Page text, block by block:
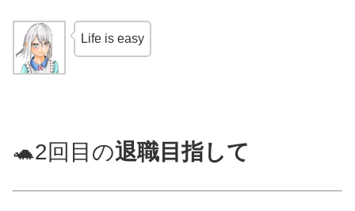
Life is easy
🐢2回目の退職目指して